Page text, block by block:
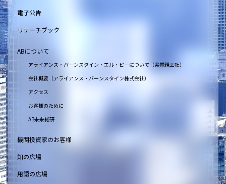
電子公告
リサーチブック
ABについて
アライアンス・バーンスタイン・エル・ピーについて（実質親会社）
会社概要（アライアンス・バーンスタイン株式会社）
アクセス
お客様のために
AB未来総研
機関投資家のお客様
知の広場
用語の広場